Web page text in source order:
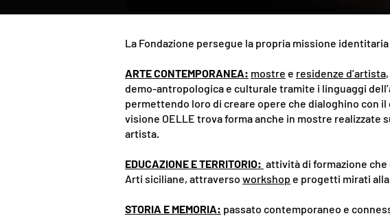
La Fondazione persegue la propria missione
ARTE CONTEMPORANEA: mostre e residenze d’artista
demo-antropologica e culturale tramite i linguaggi
permettendo loro di creare opere che dialoghino con
visione OELLE trova forma anche in mostre
artista.
EDUCAZIONE E TERRITORIO: attività di formazione
Arti siciliane, attraverso workshop e progetti mirati
STORIA E MEMORIA: passato contemporaneo e